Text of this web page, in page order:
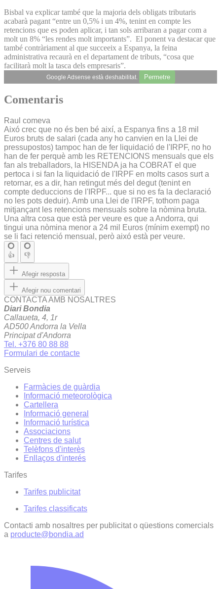
Bisbal va explicar també que la majoria dels obligats tributaris
acabarà pagant “entre un 0,5% i un 4%, tenint en compte les
retencions que es poden aplicar, i tan sols arribaran a pagar com a
molt un 8% “les rendes molt importants”. El ponent va destacar que
també contràriament al que succeeix a Espanya, la feina
administrativa recaurà en el departament de tributs, “cosa que
facilitarà molt la tasca dels empresaris”.
Google Adsense està deshabilitat. Permetre
Comentaris
Raul comeva
Aixó crec que no és ben bé així, a Espanya fins a 18 mil
Euros bruts de salari (cada any ho canvien en la Llei de
pressupostos) tampoc han de fer liquidació de l'IRPF, no ho
han de fer perquè amb les RETENCIONS mensuals que els
fan als treballadors, la HISENDA ja ha COBRAT el que
pertoca i si fan la liquidació de l'IRPF en molts casos surt a
retornar, es a dir, han retingut més del degut (tenint en
compte deduccions de l'IRPF... que si no es fa la declaració
no les pots deduir). Amb una Llei de l'IRPF, tothom paga
mitjançant les retencions mensuals sobre la nòmina bruta.
Una altra cosa que està per veure es que a Andorra, qui
tingui una nòmina menor a 24 mil Euros (mínim exempt) no
se li faci retenció mensual, però aixó està per veure.
👍 👎
Afegir resposta
Afegir nou comentari
CONTACTA AMB NOSALTRES
Diari Bondia
Callaueta, 4, 1r
AD500 Andorra la Vella
Principat d'Andorra
Tel. +376 80 88 88
Formulari de contacte
Serveis
Farmàcies de guàrdia
Informació meteorològica
Cartellera
Informació general
Informació turística
Associacions
Centres de salut
Telèfons d'interès
Enllaços d'interés
Tarifes
Tarifes publicitat
Tarifes classificats
Contacti amb nosaltres per publicitat o qüestions comercials
a producte@bondia.ad